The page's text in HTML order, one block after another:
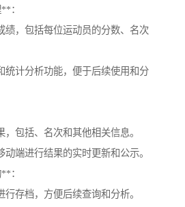
：
，包括每位运动员的分数、名次
计分析功能，便于后续使用和分
包括、名次和其他相关信息。
端进行结果的实时更新和公示。
：
存档，方便后续查询和分析。